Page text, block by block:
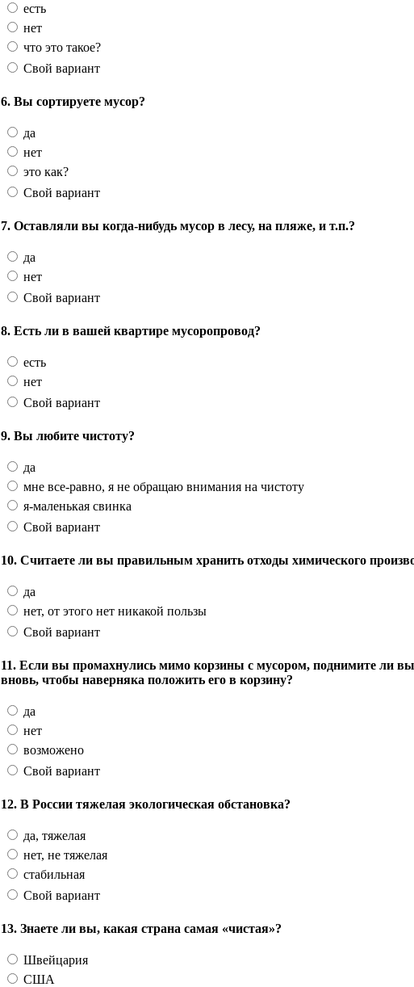
есть
нет
что это такое?
Свой вариант
6. Вы сортируете мусор?
да
нет
это как?
Свой вариант
7. Оставляли вы когда-нибудь мусор в лесу, на пляже, и т.п.?
да
нет
Свой вариант
8. Есть ли в вашей квартире мусоропровод?
есть
нет
Свой вариант
9. Вы любите чистоту?
да
мне все-равно, я не обращаю внимания на чистоту
я-маленькая свинка
Свой вариант
10. Считаете ли вы правильным хранить отходы химического
да
нет, от этого нет никакой пользы
Свой вариант
11. Если вы промахнулись мимо корзины с мусором, поднимите ли вы
вновь, чтобы наверняка положить его в корзину?
да
нет
возможено
Свой вариант
12. В России тяжелая экологическая обстановка?
да, тяжелая
нет, не тяжелая
стабильная
Свой вариант
13. Знаете ли вы, какая страна самая «чистая»?
Швейцария
США